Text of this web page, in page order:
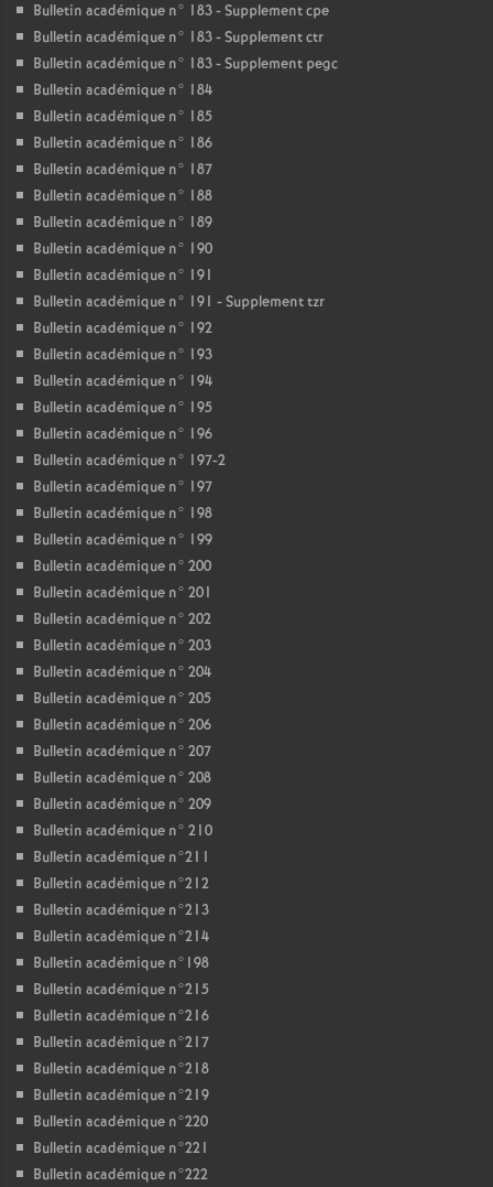
Bulletin académique n° 183 - Supplement cpe
Bulletin académique n° 183 - Supplement ctr
Bulletin académique n° 183 - Supplement pegc
Bulletin académique n° 184
Bulletin académique n° 185
Bulletin académique n° 186
Bulletin académique n° 187
Bulletin académique n° 188
Bulletin académique n° 189
Bulletin académique n° 190
Bulletin académique n° 191
Bulletin académique n° 191 - Supplement tzr
Bulletin académique n° 192
Bulletin académique n° 193
Bulletin académique n° 194
Bulletin académique n° 195
Bulletin académique n° 196
Bulletin académique n° 197-2
Bulletin académique n° 197
Bulletin académique n° 198
Bulletin académique n° 199
Bulletin académique n° 200
Bulletin académique n° 201
Bulletin académique n° 202
Bulletin académique n° 203
Bulletin académique n° 204
Bulletin académique n° 205
Bulletin académique n° 206
Bulletin académique n° 207
Bulletin académique n° 208
Bulletin académique n° 209
Bulletin académique n° 210
Bulletin académique n°211
Bulletin académique n°212
Bulletin académique n°213
Bulletin académique n°214
Bulletin académique n°198
Bulletin académique n°215
Bulletin académique n°216
Bulletin académique n°217
Bulletin académique n°218
Bulletin académique n°219
Bulletin académique n°220
Bulletin académique n°221
Bulletin académique n°222